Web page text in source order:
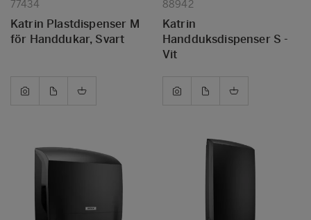
77434
Katrin Plastdispenser M
för Handdukar, Svart
88942
Katrin
Handduksdispenser S -
Vit